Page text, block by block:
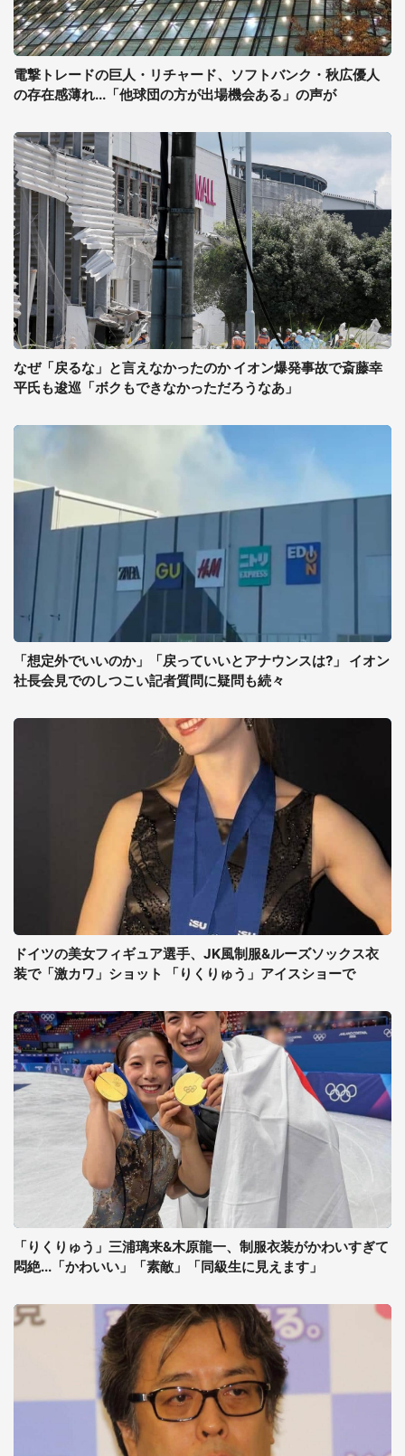
電撃トレードの巨人・リチャード、ソフトバンク・秋広優人
の存在感薄れ...「他球団の方が出場機会ある」の声が
なぜ「戻るな」と言えなかったのか イオン爆発事故で斎藤幸
平氏も逡巡「ボクもできなかっただろうなあ」
「想定外でいいのか」「戻っていいとアナウンスは?」 イオン
社長会見でのしつこい記者質問に疑問も続々
ドイツの美女フィギュア選手、JK風制服&ルーズソックス衣
装で「激カワ」ショット 「りくりゅう」アイスショーで
「りくりゅう」三浦璃来&木原龍一、制服衣装がかわいすぎて
悶絶...「かわいい」「素敵」「同級生に見えます」